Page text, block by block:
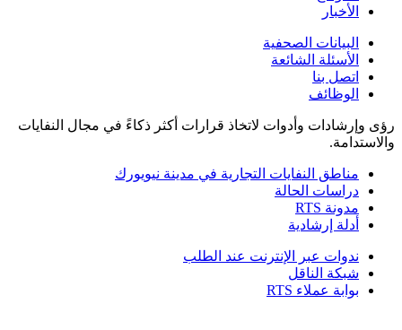
الأخبار
البيانات الصحفية
الأسئلة الشائعة
اتصل بنا
الوظائف
رؤى وإرشادات وأدوات لاتخاذ قرارات أكثر ذكاءً في مجال النفايات
والاستدامة.
مناطق النفايات التجارية في مدينة نيويورك
دراسات الحالة
مدونة RTS
أدلة إرشادية
ندوات عبر الإنترنت عند الطلب
شبكة الناقل
بوابة عملاء RTS